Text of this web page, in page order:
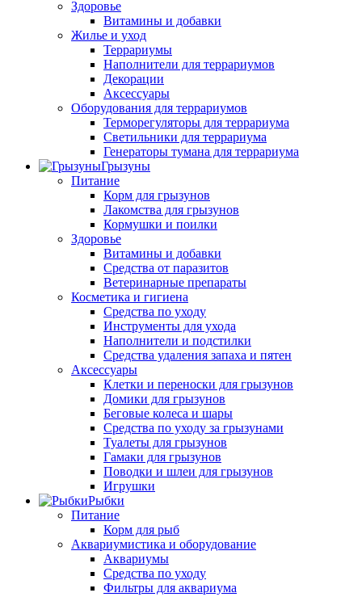
Здоровье
Витамины и добавки
Жилье и уход
Террариумы
Наполнители для террариумов
Декорации
Аксессуары
Оборудования для террариумов
Терморегуляторы для террариума
Светильники для террариума
Генераторы тумана для террариума
Грызуны
Питание
Корм для грызунов
Лакомства для грызунов
Кормушки и поилки
Здоровье
Витамины и добавки
Средства от паразитов
Ветеринарные препараты
Косметика и гигиена
Средства по уходу
Инструменты для ухода
Наполнители и подстилки
Средства удаления запаха и пятен
Аксессуары
Клетки и переноски для грызунов
Домики для грызунов
Беговые колеса и шары
Средства по уходу за грызунами
Туалеты для грызунов
Гамаки для грызунов
Поводки и шлеи для грызунов
Игрушки
Рыбки
Питание
Корм для рыб
Аквариумистика и оборудование
Аквариумы
Средства по уходу
Фильтры для аквариума